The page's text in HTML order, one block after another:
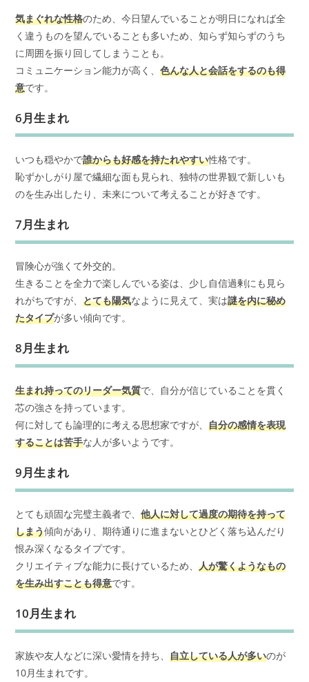
気まぐれな性格のため、今日望んでいることが明日になれば全
く違うものを望んでいることも多いため、知らず知らずのうち
に周囲を振り回してしまうことも。
コミュニケーション能力が高く、色んな人と会話をするのも得
意です。
6月生まれ
いつも穏やかで誰からも好感を持たれやすい性格です。
恥ずかしがり屋で繊細な面も見られ、独特の世界観で新しいも
のを生み出したり、未来について考えることが好きです。
7月生まれ
冒険心が強くて外交的。
生きることを全力で楽しんでいる姿は、少し自信過剰にも見ら
れがちですが、とても陽気なように見えて、実は謎を内に秘め
たタイプが多い傾向です。
8月生まれ
生まれ持ってのリーダー気質で、自分が信じていることを貫く
芯の強さを持っています。
何に対しても論理的に考える思想家ですが、自分の感情を表現
することは苦手な人が多いようです。
9月生まれ
とても頑固な完璧主義者で、他人に対して過度の期待を持って
しまう傾向があり、期待通りに進まないとひどく落ち込んだり
恨み深くなるタイプです。
クリエイティブな能力に長けているため、人が驚くようなもの
を生み出すことも得意です。
10月生まれ
家族や友人などに深い愛情を持ち、自立している人が多いのが
10月生まれです。